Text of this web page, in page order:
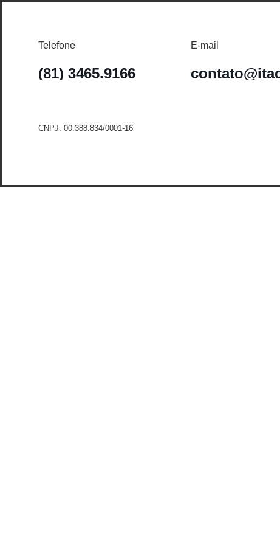
Telefone
(81) 3465.9166
CNPJ: 00.388.834/0001-16
E-mail